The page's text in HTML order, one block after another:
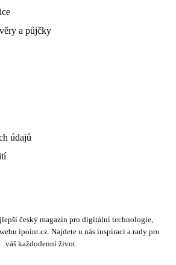
a půjčky
údajů
český magazín pro digitální technologie,
ipoint.cz. Najdete u nás inspiraci a rady pro
váš každodenní život.